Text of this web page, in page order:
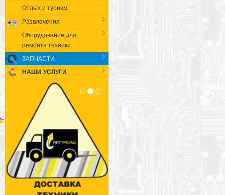
Отдых и туризм
Развлечения
Оборудование для
ремонта техники
ЗАПЧАСТИ
НАШИ УСЛУГИ